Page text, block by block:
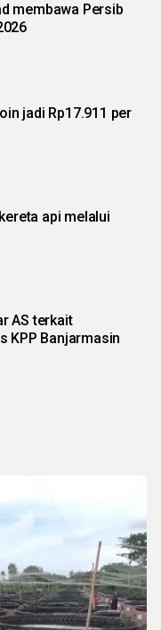
membawa Persib
jadi Rp17.911 per
api melalui
AS terkait
KPP Banjarmasin